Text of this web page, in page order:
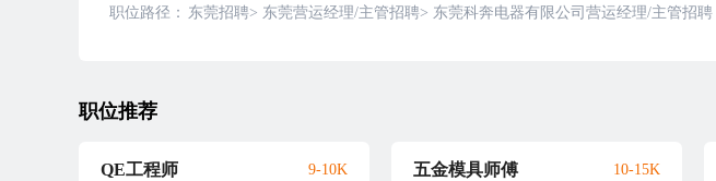
职位路径： 东莞招聘> 东莞营运经理/主管招聘> 东莞科奔电器有限公司营运经理/主管招聘
职位推荐
QE工程师 9-10K 五金模具师傅 10-15K